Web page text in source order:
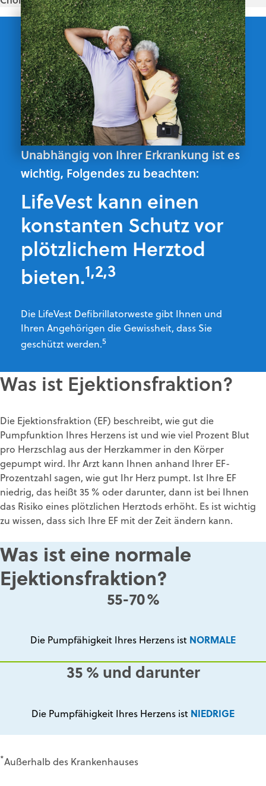
Unabhängig von Ihrer Erkrankung ist es
wichtig, Folgendes zu beachten:
LifeVest kann einen
konstanten Schutz vor
plötzlichem Herztod
bieten.1,2,3
Die LifeVest Defibrillatorweste gibt Ihnen und
Ihren Angehörigen die Gewissheit, dass Sie
geschützt werden.5
Was ist Ejektionsfraktion?
Die Ejektionsfraktion (EF) beschreibt, wie gut die
Pumpfunktion Ihres Herzens ist und wie viel Prozent Blut
pro Herzschlag aus der Herzkammer in den Körper
gepumpt wird. Ihr Arzt kann Ihnen anhand Ihrer EF-
Prozentzahl sagen, wie gut Ihr Herz pumpt. Ist Ihre EF
niedrig, das heißt 35 % oder darunter, dann ist bei Ihnen
das Risiko eines plötzlichen Herztods erhöht. Es ist wichtig
zu wissen, dass sich Ihre EF mit der Zeit ändern kann.
Was ist eine normale
Ejektionsfraktion?
55-70%
Die Pumpfähigkeit Ihres Herzens ist NORMALE
35 % und darunter
Die Pumpfähigkeit Ihres Herzens ist NIEDRIGE
*Außerhalb des Krankenhauses